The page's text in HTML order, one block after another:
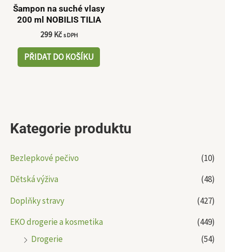
Kategorie produktu
Bezlepkové pečivo
(10)
Dětská výživa
(48)
Doplňky stravy
(427)
EKO drogerie a kosmetika
(449)
Drogerie
(54)
Šampon na suché vlasy
200 ml NOBILIS TILIA
299 Kč s DPH
PŘIDAT DO KOŠÍKU